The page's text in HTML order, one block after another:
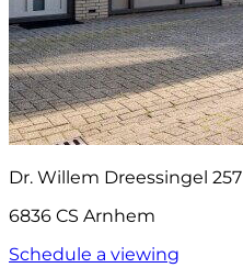
Dr. Willem Dreessingel 257
6836 CS Arnhem
Schedule a viewing